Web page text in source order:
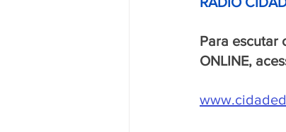
Para escutar
ONLINE,